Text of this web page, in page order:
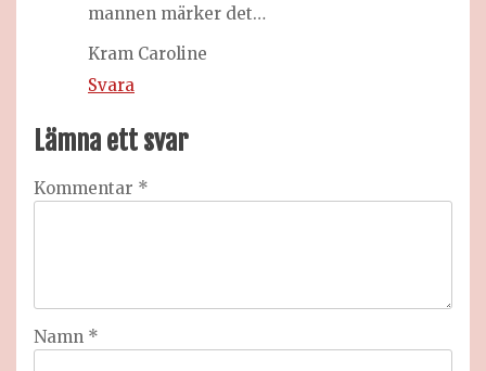
mannen märker det…
Kram Caroline
Svara
Lämna ett svar
Kommentar *
Namn *